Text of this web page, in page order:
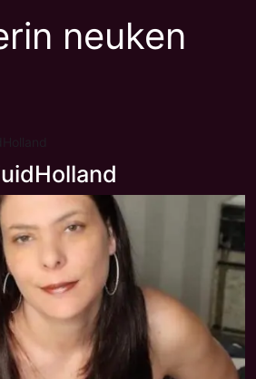
neuken